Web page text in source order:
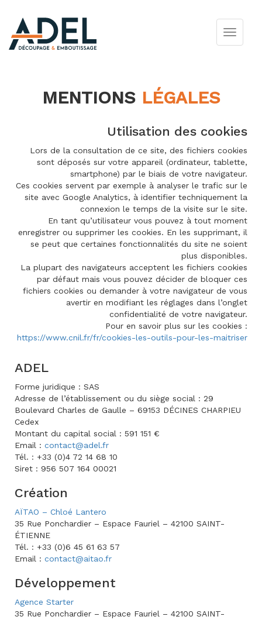
MENTIONS LÉGALES
Utilisation des cookies
Lors de la consultation de ce site, des fichiers cookies
sont déposés sur votre appareil (ordinateur, tablette,
smartphone) par le biais de votre navigateur.
Ces cookies servent par exemple à analyser le trafic sur le
site avec Google Analytics, à identifier techniquement la
connexion le temps de la visite sur le site.
En tant qu’utilisateur vous pouvez à tout moment
enregistrer ou supprimer les cookies. En les supprimant, il
se peut que certaines fonctionnalités du site ne soient
plus disponibles.
La plupart des navigateurs acceptent les fichiers cookies
par défaut mais vous pouvez décider de bloquer ces
fichiers cookies ou demander à votre navigateur de vous
avertir en modifiant les réglages dans l’onglet
confidentialité de votre navigateur.
Pour en savoir plus sur les cookies :
https://www.cnil.fr/fr/cookies-les-outils-pour-les-maitriser
ADEL
Forme juridique : SAS
Adresse de l’établissement ou du siège social : 29
Boulevard Charles de Gaulle – 69153 DÉCINES CHARPIEU
Cedex
Montant du capital social : 591 151 €
Email : contact@adel.fr
Tél. : +33 (0)4 72 14 68 10
Siret : 956 507 164 00021
Création
AÏTAO – Chloé Lantero
35 Rue Ponchardier – Espace Fauriel – 42100 SAINT-
ÉTIENNE
Tél. : +33 (0)6 45 61 63 57
Email : contact@aitao.fr
Développement
Agence Starter
35 Rue Ponchardier – Espace Fauriel – 42100 SAINT-